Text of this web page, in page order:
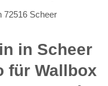
72516 Scheer
in Scheer
für Wallbox